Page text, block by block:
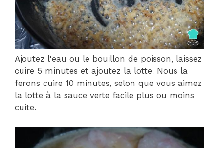
Ajoutez l'eau ou le bouillon de poisson, laissez
cuire 5 minutes et ajoutez la lotte. Nous la
ferons cuire 10 minutes, selon que vous aimez
la lotte à la sauce verte facile plus ou moins
cuite.